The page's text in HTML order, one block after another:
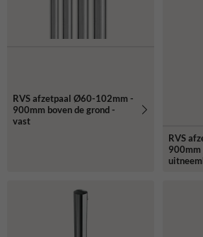
RVS afzetpaal Ø60-102mm -
900mm boven de grond -
vast
RVS
900mm